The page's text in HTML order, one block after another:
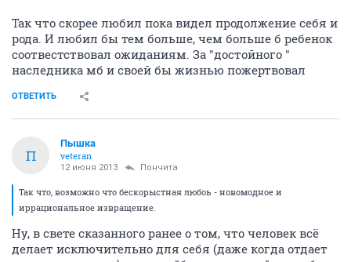
Так что скорее любил пока видел продолжение себя и
рода. И любил бы тем больше, чем больше б ребенок
соотвестствовал ожиданиям. За "достойного "
наследника мб и своей бы жизнью пожертвовал
ОТВЕТИТЬ
П
Пышка
veteran
12 июня 2013 Пончита
Так что, возможно что бескорыстная любоь - новомодное и
иррациональное извращение.
Ну, в свете сказанного ранее о том, что человек всё
делает исключительно для себя (даже когда отдает